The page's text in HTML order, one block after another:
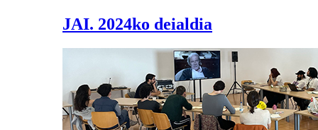
JAI. 2024ko deialdia